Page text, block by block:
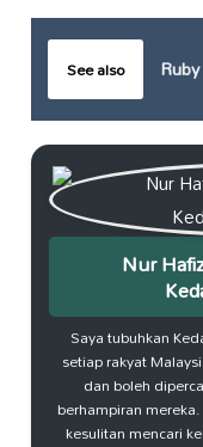
See also
Nur
Saya tubuhkan
setiap rakyat
dan boleh
berhampiran
kesulitan mencari